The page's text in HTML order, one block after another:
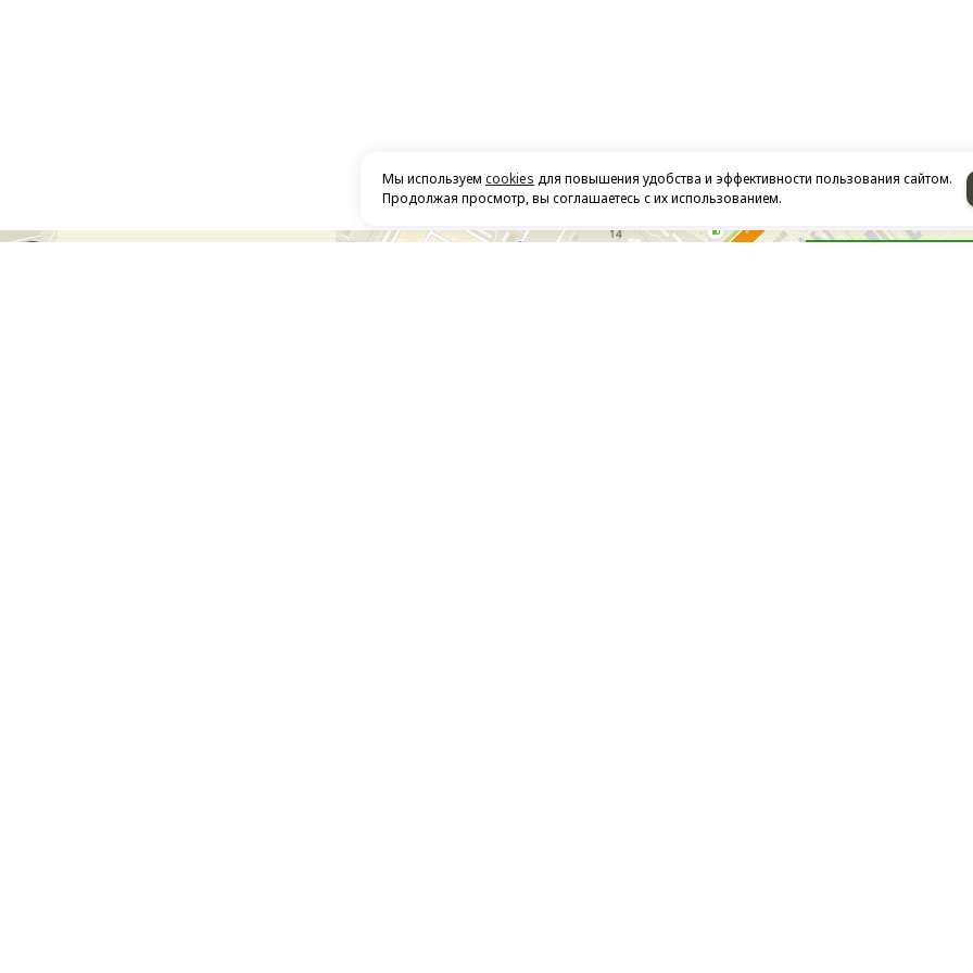
Мы используем cookies для повышения удобства и эффективности пользования сайтом.
Продолжая просмотр, вы соглашаетесь с их использованием.